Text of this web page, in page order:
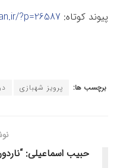
پیوند کوتاه: ?p=26587
برچسب ها: پرویز شهبازی